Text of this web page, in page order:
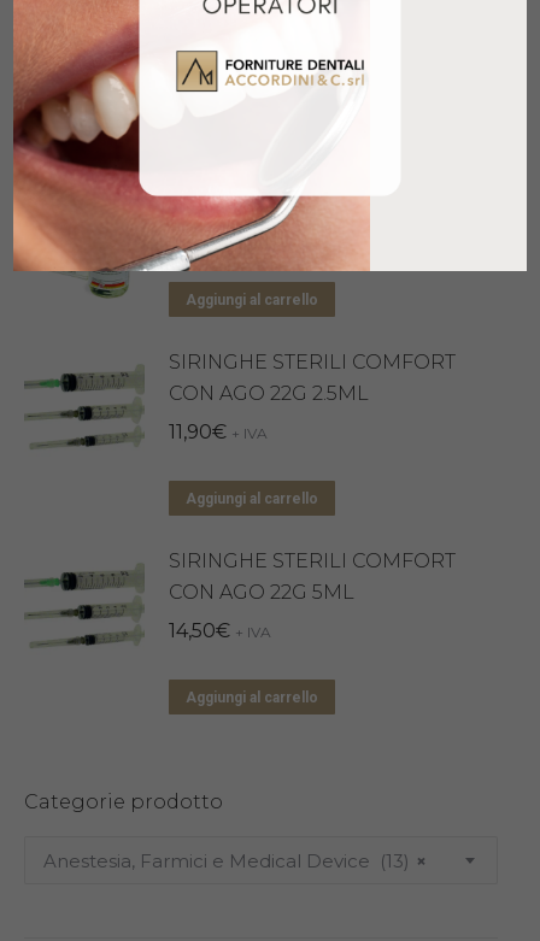
73,90 € + IVA
NICLOR 5 250ML
13,25€ + IVA
Aggiungi al carrello
SIRINGHE STERILI COMFORT
CON AGO 22G 2.5ML
11,90€ + IVA
Aggiungi al carrello
SIRINGHE STERILI COMFORT
CON AGO 22G 5ML
14,50€ + IVA
Aggiungi al carrello
Categorie prodotto
×
Anestesia, Farmici e Medical Device (13)